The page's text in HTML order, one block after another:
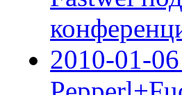
2010-01-